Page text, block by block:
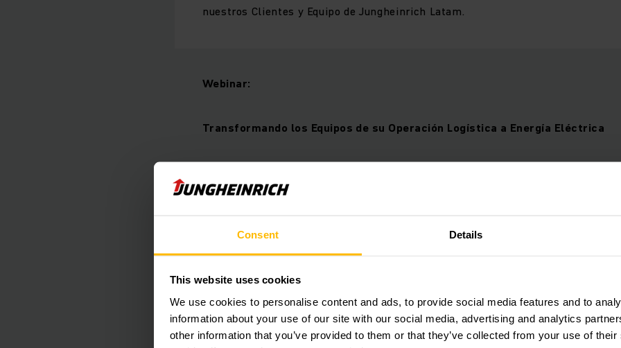
Consent Details
This website uses cookies
We use cookies to personalise content and ads, to provide social media features and to
information about your use of our site with our social media, advertising and analytics
other information that you’ve provided to them or that they’ve collected from your use of
nuestros Clientes y Equipo de Jungheinrich Latam.
Webinar:
Transformando los Equipos de su Operación Logística a Energía Eléctrica
nuestros Clientes y Equipo de Jungheinrich Latam.
Recuerde darle Like (Me gusta) a nuestro video y Suscribirse a nuestro Canal de
Jungheinrich Colombia. No olvide activar la campanita para recibir las
subamos un video a nuestro Canal.